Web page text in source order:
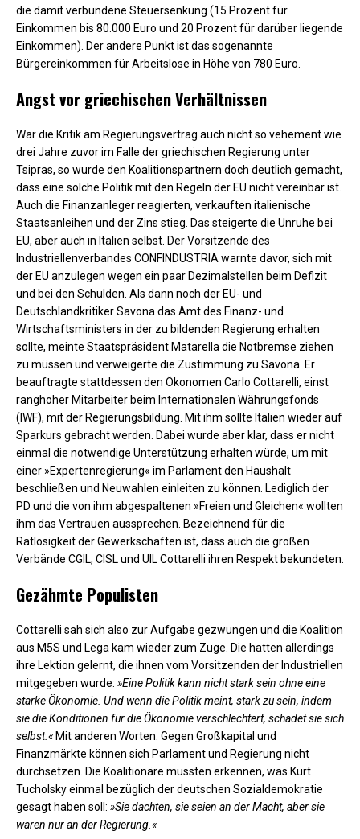
die damit verbundene Steuersenkung (15 Prozent für
Einkommen bis 80.000 Euro und 20 Prozent für darüber liegende
Einkommen). Der andere Punkt ist das sogenannte
Bürgereinkommen für Arbeitslose in Höhe von 780 Euro.
Angst vor griechischen Verhältnissen
War die Kritik am Regierungsvertrag auch nicht so vehement wie
drei Jahre zuvor im Falle der griechischen Regierung unter
Tsipras, so wurde den Koalitionspartnern doch deutlich gemacht,
dass eine solche Politik mit den Regeln der EU nicht vereinbar ist.
Auch die Finanzanleger reagierten, verkauften italienische
Staatsanleihen und der Zins stieg. Das steigerte die Unruhe bei
EU, aber auch in Italien selbst. Der Vorsitzende des
Industriellenverbandes CONFINDUSTRIA warnte davor, sich mit
der EU anzulegen wegen ein paar Dezimalstellen beim Defizit
und bei den Schulden. Als dann noch der EU- und
Deutschlandkritiker Savona das Amt des Finanz- und
Wirtschaftsministers in der zu bildenden Regierung erhalten
sollte, meinte Staatspräsident Matarella die Notbremse ziehen
zu müssen und verweigerte die Zustimmung zu Savona. Er
beauftragte stattdessen den Ökonomen Carlo Cottarelli, einst
ranghoher Mitarbeiter beim Internationalen Währungsfonds
(IWF), mit der Regierungsbildung. Mit ihm sollte Italien wieder auf
Sparkurs gebracht werden. Dabei wurde aber klar, dass er nicht
einmal die notwendige Unterstützung erhalten würde, um mit
einer »Expertenregierung« im Parlament den Haushalt
beschließen und Neuwahlen einleiten zu können. Lediglich der
PD und die von ihm abgespaltenen »Freien und Gleichen« wollten
ihm das Vertrauen aussprechen. Bezeichnend für die
Ratlosigkeit der Gewerkschaften ist, dass auch die großen
Verbände CGIL, CISL und UIL Cottarelli ihren Respekt bekundeten.
Gezähmte Populisten
Cottarelli sah sich also zur Aufgabe gezwungen und die Koalition
aus M5S und Lega kam wieder zum Zuge. Die hatten allerdings
ihre Lektion gelernt, die ihnen vom Vorsitzenden der Industriellen
mitgegeben wurde: »Eine Politik kann nicht stark sein ohne eine
starke Ökonomie. Und wenn die Politik meint, stark zu sein, indem
sie die Konditionen für die Ökonomie verschlechtert, schadet sie sich
selbst.« Mit anderen Worten: Gegen Großkapital und
Finanzmärkte können sich Parlament und Regierung nicht
durchsetzen. Die Koalitionäre mussten erkennen, was Kurt
Tucholsky einmal bezüglich der deutschen Sozialdemokratie
gesagt haben soll: »Sie dachten, sie seien an der Macht, aber sie
waren nur an der Regierung.«